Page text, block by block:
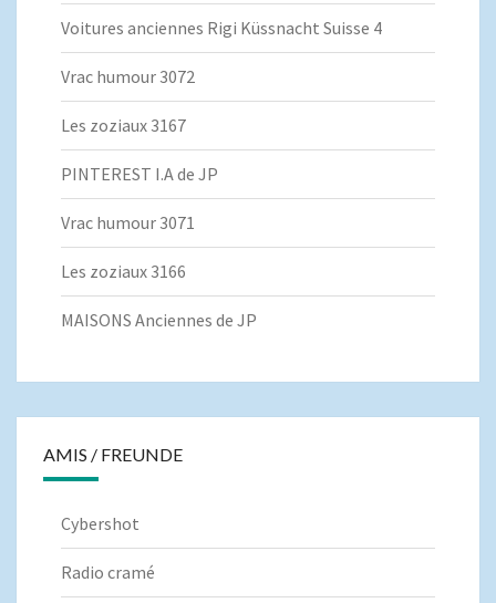
Voitures anciennes Rigi Küssnacht Suisse 4
Vrac humour 3072
Les zoziaux 3167
PINTEREST I.A de JP
Vrac humour 3071
Les zoziaux 3166
MAISONS Anciennes de JP
AMIS / FREUNDE
Cybershot
Radio cramé